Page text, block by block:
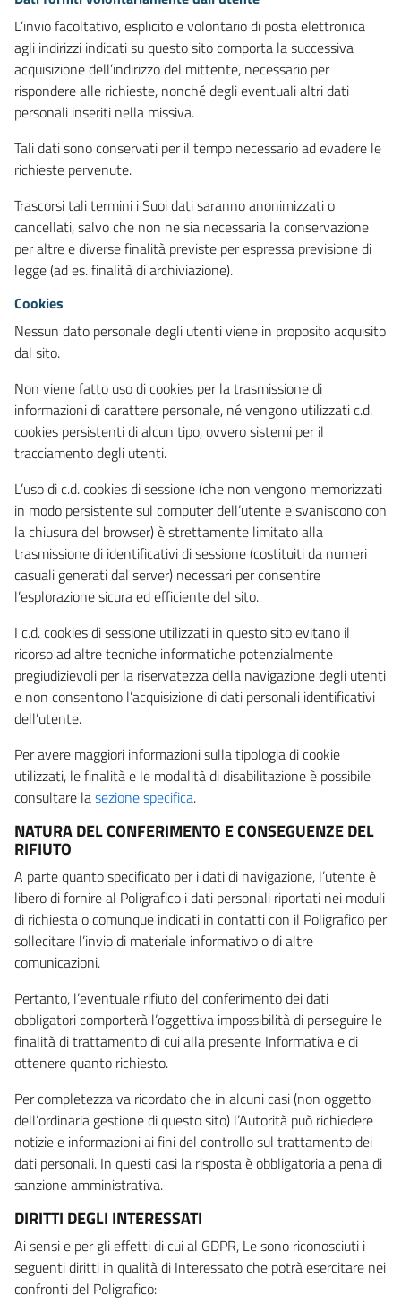
L’invio facoltativo, esplicito e volontario di posta elettronica
agli indirizzi indicati su questo sito comporta la successiva
acquisizione dell’indirizzo del mittente, necessario per
rispondere alle richieste, nonché degli eventuali altri dati
personali inseriti nella missiva.
Tali dati sono conservati per il tempo necessario ad evadere le
richieste pervenute.
Trascorsi tali termini i Suoi dati saranno anonimizzati o
cancellati, salvo che non ne sia necessaria la conservazione
per altre e diverse finalità previste per espressa previsione di
legge (ad es. finalità di archiviazione).
Cookies
Nessun dato personale degli utenti viene in proposito acquisito
dal sito.
Non viene fatto uso di cookies per la trasmissione di
informazioni di carattere personale, né vengono utilizzati c.d.
cookies persistenti di alcun tipo, ovvero sistemi per il
tracciamento degli utenti.
L’uso di c.d. cookies di sessione (che non vengono memorizzati
in modo persistente sul computer dell’utente e svaniscono con
la chiusura del browser) è strettamente limitato alla
trasmissione di identificativi di sessione (costituiti da numeri
casuali generati dal server) necessari per consentire
l’esplorazione sicura ed efficiente del sito.
I c.d. cookies di sessione utilizzati in questo sito evitano il
ricorso ad altre tecniche informatiche potenzialmente
pregiudizievoli per la riservatezza della navigazione degli utenti
e non consentono l’acquisizione di dati personali identificativi
dell’utente.
Per avere maggiori informazioni sulla tipologia di cookie
utilizzati, le finalità e le modalità di disabilitazione è possibile
consultare lasezione specifica.
NATURA DEL CONFERIMENTO E CONSEGUENZE DEL
RIFIUTO
A parte quanto specificato per i dati di navigazione, l’utente è
libero di fornire al Poligrafico i dati personali riportati nei moduli
di richiesta o comunque indicati in contatti con il Poligrafico per
sollecitare l’invio di materiale informativo o di altre
comunicazioni.
Pertanto, l’eventuale rifiuto del conferimento dei dati
obbligatori comporterà l’oggettiva impossibilità di perseguire le
finalità di trattamento di cui alla presente Informativa e di
ottenere quanto richiesto.
Per completezza va ricordato che in alcuni casi (non oggetto
dell’ordinaria gestione di questo sito) l’Autorità può richiedere
notizie e informazioni ai fini del controllo sul trattamento dei
dati personali. In questi casi la risposta è obbligatoria a pena di
sanzione amministrativa.
DIRITTI DEGLI INTERESSATI
Ai sensi e per gli effetti di cui al GDPR, Le sono riconosciuti i
seguenti diritti in qualità di Interessato che potrà esercitare nei
confronti del Poligrafico: